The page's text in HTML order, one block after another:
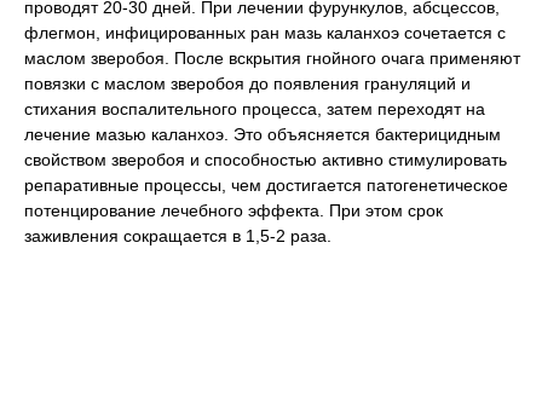
проводят 20-30 дней. При лечении фурункулов, абсцессов,
флегмон, инфицированных ран мазь каланхоэ сочетается с
маслом зверобоя. После вскрытия гнойного очага применяют
повязки с маслом зверобоя до появления грануляций и
стихания воспалительного процесса, затем переходят на
лечение мазью каланхоэ. Это объясняется бактерицидным
свойством зверобоя и способностью активно стимулировать
репаративные процессы, чем достигается патогенетическое
потенцирование лечебного эффекта. При этом срок
заживления сокращается в 1,5-2 раза.